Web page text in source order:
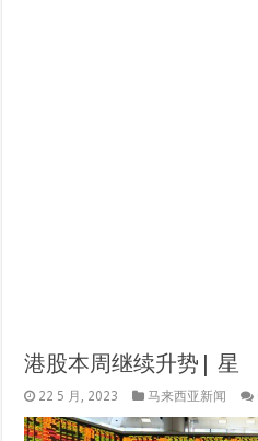
港股本周继续升势| 星
22 5 月, 2023 马来西亚新闻